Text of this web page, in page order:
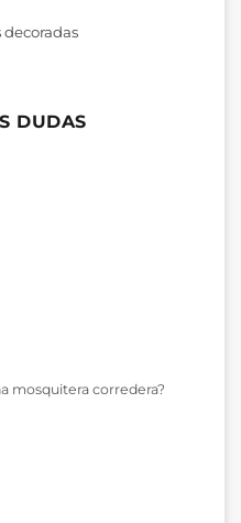
DUDAS
mosquitera corredera?